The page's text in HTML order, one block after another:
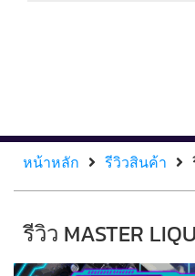
หน้าหลัก รีวิวสินค้า
รีวิว MASTER